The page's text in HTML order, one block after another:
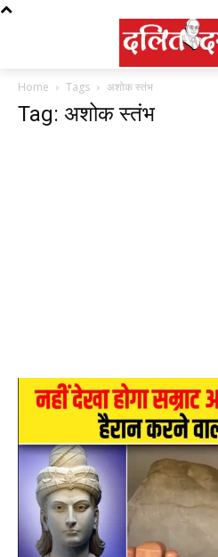
Home Tags अशोक स्तंभ
Tag: अशोक स्तंभ